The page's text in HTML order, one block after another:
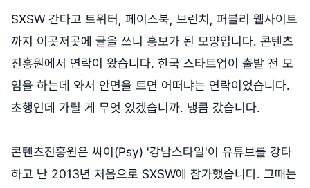
SXSW 간다고 트위터, 페이스북, 브런치, 퍼블리 웹사이트
까지 이곳저곳에 글을 쓰니 홍보가 된 모양입니다. 콘텐츠
진흥원에서 연락이 왔습니다. 한국 스타트업이 출발 전 모
임을 하는데 와서 안면을 트면 어떠냐는 연락이었습니다.
초행인데 가릴 게 무엇 있겠습니까. 냉큼 갔습니다.
콘텐츠진흥원은 싸이(Psy) '강남스타일'이 유튜브를 강타
하고 난 2013년 처음으로 SXSW에 참가했습니다. 그때는